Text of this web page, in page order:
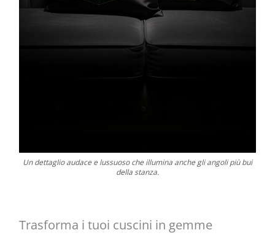
Un dettaglio audace e lussuoso che illumina anche gli angoli più bui
della stanza.
Trasforma i tuoi cuscini in gemme